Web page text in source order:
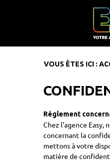
VOUS ÊTES ICI :
Règlement
Chez l'agence Easy,
concernant la
mettons à votre
matière de